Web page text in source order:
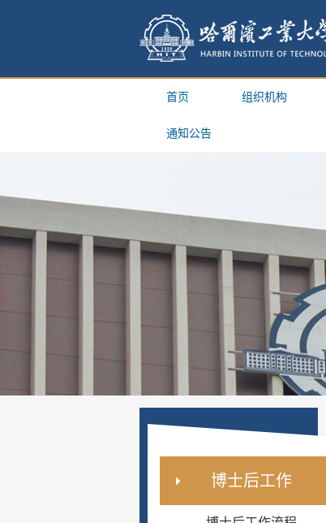
首页 组织机构
通知公告
博士后工作